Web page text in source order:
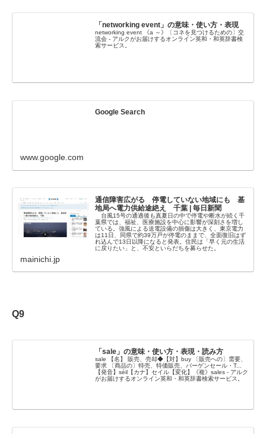
「networking event」の意味・使い方・表現
networking event 《a ～》〔コネを見つけるための〕交
流会 - アルクがお届けするオンライン英和・和英辞書検
索サービス。
Google Search
www.google.com
通信障害広がる 停電していない地域にも 基
地局へ電力供給途絶え 千葉 | 毎日新聞
台風15号の通過後も真夏日の中で停電や断水が続く千
葉県では、福祉、医療施設を中心に影響が深刻さを増し
ている。強風による送電設備の損傷は大きく、東京電力
は11日、同県で約39万戸が停電のままで、全面復旧はず
れ込んで13日以降になると発表。住民は「早く元の生活
に戻りたい」と、不安といらだちを募らせた。
mainichi.jp
Q9
「sale」の意味・使い方・表現・読み方
sale 【名】 販売、売却◆【対】buy 〔販売への〕需要、
要求 〔商品の〕特売、特価販売、バーゲンセール・T...
【発音】séil【カナ】セイル【変化】《複》sales - アルク
がお届けするオンライン英和・和英辞書検索サービス。